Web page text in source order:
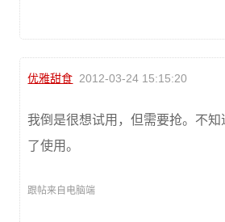
优雅甜食 2012-03-24 15:15:20
我倒是很想试用，但需要抢。不
了使用。
跟帖来自电脑端